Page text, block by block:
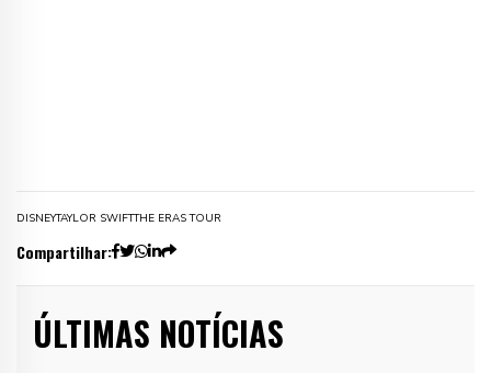
DISNEYTAYLOR SWIFTTHE ERAS TOUR
Compartilhar:
ÚLTIMAS NOTÍCIAS